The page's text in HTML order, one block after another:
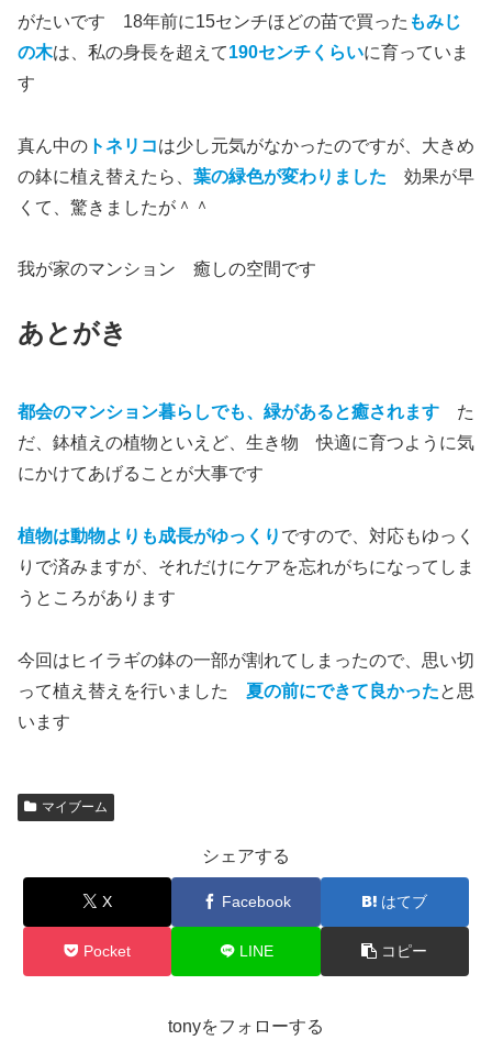
がたいです 18年前に15センチほどの苗で買った もみじ
の木は、私の身長を超えて190センチくらいに育っていま
す
真ん中の トネリコは少し元気がなかったのですが、大きめ
の鉢に植え替えたら、 葉の緑色が変わりました 効果が早
くて、驚きましたが＾＾
我が家のマンション 癒しの空間です
あとがき
都会のマンション暮らしでも、緑があると癒されます た
だ、鉢植えの植物といえど、生き物 快適に育つように気
にかけてあげることが大事です
植物は動物よりも成長がゆっくり ですので、対応もゆっく
りで済みますが、それだけにケアを忘れがちになってしま
うところがあります
今回はヒイラギの鉢の一部が割れてしまったので、思い切
って植え替えを行いました 夏の前にできて良かったと思
います
マイブーム
シェアする
X Facebook はてブ
Pocket LINE コピー
tonyをフォローする